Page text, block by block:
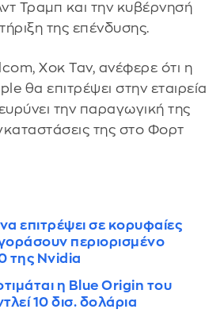
Τραμπ και την κυβέρνησή
της επένδυσης.
Χοκ Ταν, ανέφερε ότι η
θα επιτρέψει στην εταιρεία
την παραγωγική της
της στο Φορτ
επιτρέψει σε κορυφαίες
περιορισμένο
της Nvidia
η Blue Origin του
10 δισ. δολάρια